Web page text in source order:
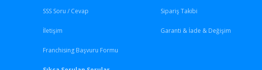
SSS Soru / Cevap
İletişim
Franchising Başvuru Formu
Sipariş Takibi
Garanti & İade & Değişim